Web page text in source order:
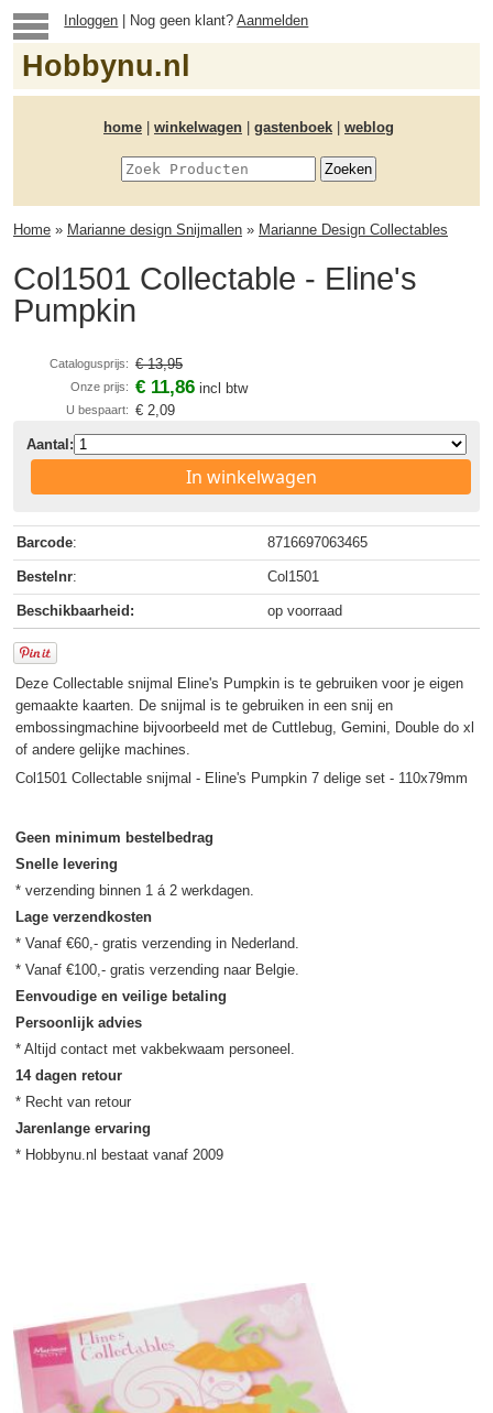
Inloggen | Nog geen klant?Aanmelden
Hobbynu.nl
home winkelwagen gastenboek weblog
Home » Marianne design Snijmallen » Marianne Design Collectables
Col1501 Collectable - Eline's
Pumpkin
Catalogusprijs: € 13,95
Onze prijs: € 11,86 incl btw
U bespaart: € 2,09
Aantal:
In winkelwagen
Barcode: 8716697063465
Bestelnr: Col1501
Beschikbaarheid: op voorraad
Deze Collectable snijmal Eline's Pumpkin is te gebruiken voor je eigen
gemaakte kaarten. De snijmal is te gebruiken in een snij en
embossingmachine bijvoorbeeld met de Cuttlebug, Gemini, Double do xl
of andere gelijke machines.
Col1501 Collectable snijmal - Eline's Pumpkin 7 delige set - 110x79mm
Geen minimum bestelbedrag
Snelle levering
Lage verzendkosten
* Vanaf €60,- gratis verzending in Nederland.
Eenvoudige en veilige betaling
Persoonlijk advies
14 dagen retour
Jarenlange ervaring
* Hobbynu.nl bestaat vanaf 2009